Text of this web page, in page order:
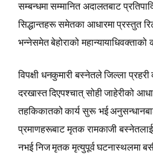
सम्बन्धमा सम्मानित अदालतबाट
सिद्धान्तहरू समेतका आधारमा प्रस्तुत
भन्‍नेसमेत बेहोराको
विपक्षी धनकुमारी बस्नेतले जिल्ला प्रहरी
दरखास्त दिएपश्‍चात् सोही जाहेरीको
तहकिकातको कार्य सुरू भई
प्रमाणहरूबाट मृतक रामकाजी
नभई निज मृतक मृत्युपूर्व घटनास्थलमा